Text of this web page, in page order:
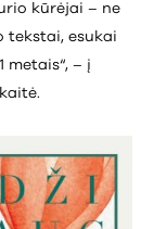
kūrėjai – ne
tekstai, esukai
metais“, – į